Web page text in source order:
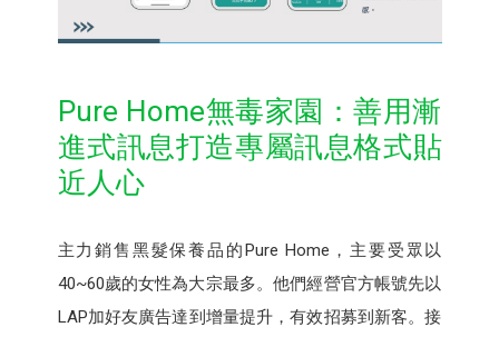
Pure Home無毒家園：善用漸
進式訊息打造專屬訊息格式貼
近人心
主力銷售黑髮保養品的Pure Home，主要受眾以
40~60歲的女性為大宗最多。他們經營官方帳號先以
LAP加好友廣告達到增量提升，有效招募到新客。接